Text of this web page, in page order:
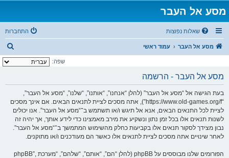
מסע אל העבר
שאלות נפוצות התחברות
מסע אל העבר עמוד ראשי
י
שפה:
מסע אל העבר - הרשמה
בעת הגישה אל “מסע אל העבר” (להלן “אנחנו”, “אותנו”, “שלנו”, “מסע אל העבר”,
“https://www.old-games.org/f”), אתה מסכים לציית לתנאים הבאים. אם אינך מסכים
לציית לכל התנאים הבאים, אנא אל תיגש ו/או תשתמש ב־“מסע אל העבר”. אנו יכולים
לשנות תנאים אלו בכל זמן נתון ונשקיע את מירב מאמצינו כדי לידע אותך, אך יהיה זה
נבון מצידך לסקור תנאים אלו בקביעות כחלק מהשימוש המתמשך ב־“מסע אל העבר”.
לאחר שינויים אתה מסכים לציית לתנאים אלו כאשר הם מעודכנים ו/או מתוקנים.
הפורומים שלנו מבוססים על phpBB (להלן “הם”, “אותם”, “שלהם”, “מערכת phpBB”,